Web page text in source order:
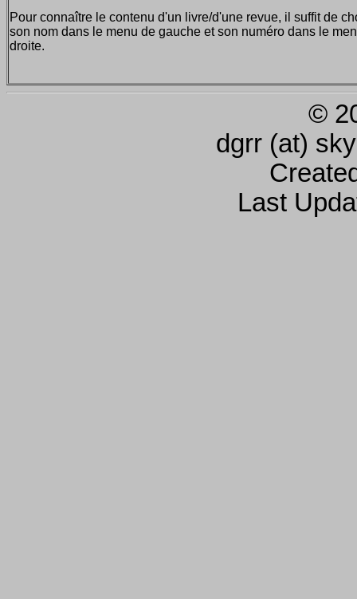
Pour connaître le contenu d'un livre/d'une revue, il suffit de
son nom dans le menu de gauche et son numéro dans le
droite.
©
dgrr (at)
Last